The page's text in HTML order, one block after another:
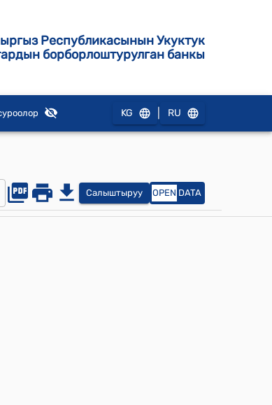
Республикасынын Укуктук
борборлоштурулган банкы
KG RU
Салыштыруу OPEN DATA